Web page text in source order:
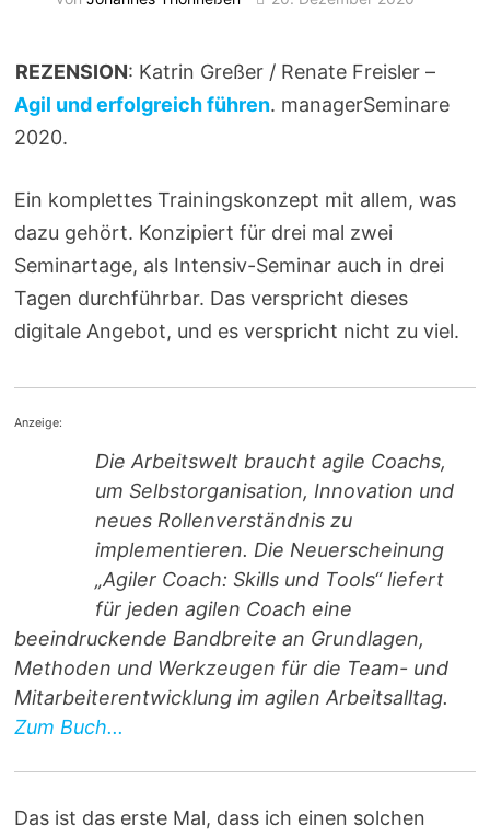
REZENSION: Katrin Greßer / Renate Freisler –
Agil und erfolgreich führen. managerSeminare
2020.
Ein komplettes Trainingskonzept mit allem, was
dazu gehört. Konzipiert für drei mal zwei
Seminartage, als Intensiv-Seminar auch in drei
Tagen durchführbar. Das verspricht dieses
digitale Angebot, und es verspricht nicht zu viel.
Anzeige:
Die Arbeitswelt braucht agile Coachs,
um Selbstorganisation, Innovation und
neues Rollenverständnis zu
implementieren. Die Neuerscheinung
„Agiler Coach: Skills und Tools“ liefert
für jeden agilen Coach eine
beeindruckende Bandbreite an Grundlagen,
Methoden und Werkzeugen für die Team- und
Mitarbeiterentwicklung im agilen Arbeitsalltag.
Zum Buch...
Das ist das erste Mal, dass ich einen solchen